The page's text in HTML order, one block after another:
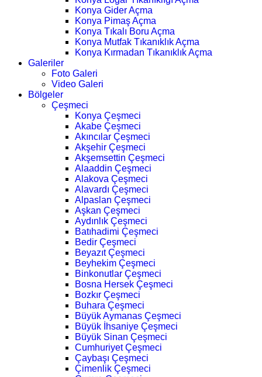
Konya Gider Açma
Konya Pimaş Açma
Konya Tıkalı Boru Açma
Konya Mutfak Tıkanıklık Açma
Konya Kırmadan Tıkanıklık Açma
Galeriler
Foto Galeri
Video Galeri
Bölgeler
Çeşmeci
Konya Çeşmeci
Akabe Çeşmeci
Akıncılar Çeşmeci
Akşehir Çeşmeci
Akşemsettin Çeşmeci
Alaaddin Çeşmeci
Alakova Çeşmeci
Alavardı Çeşmeci
Alpaslan Çeşmeci
Aşkan Çeşmeci
Aydınlık Çeşmeci
Batıhadimi Çeşmeci
Bedir Çeşmeci
Beyazıt Çeşmeci
Beyhekim Çeşmeci
Binkonutlar Çeşmeci
Bosna Hersek Çeşmeci
Bozkır Çeşmeci
Buhara Çeşmeci
Büyük Aymanas Çeşmeci
Büyük İhsaniye Çeşmeci
Büyük Sinan Çeşmeci
Cumhuriyet Çeşmeci
Çaybaşı Çeşmeci
Çimenlik Çeşmeci